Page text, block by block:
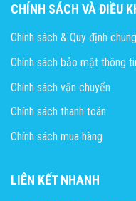
CHÍNH SÁCH VÀ ĐIỀU
Chính sách & Quy định chung
Chính sách bảo mật thông
Chính sách vận chuyển
Chính sách thanh toán
Chính sách mua hàng
LIÊN KẾT NHANH